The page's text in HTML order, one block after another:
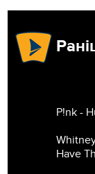
P!nk -
Have